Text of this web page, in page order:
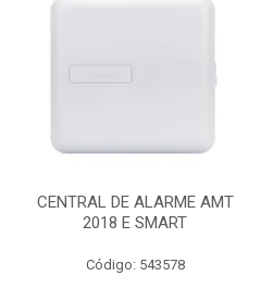
CENTRAL DE ALARME AMT
2018 E SMART
Código: 543578